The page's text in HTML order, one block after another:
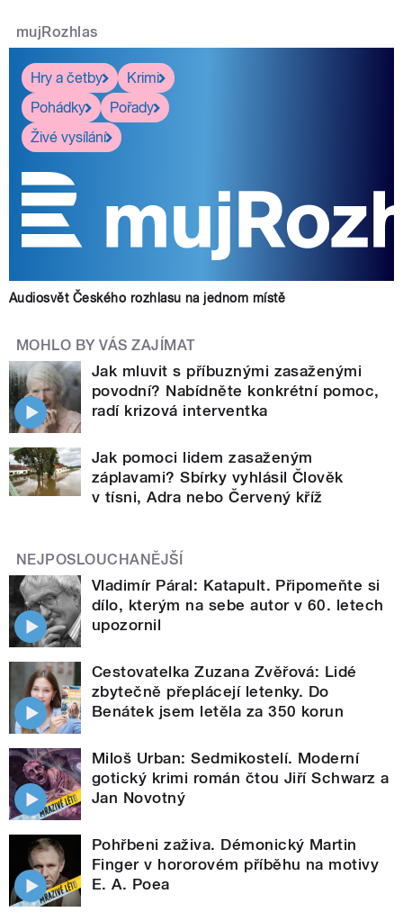
mujRozhlas
Hry a četby
Krimi
Pohádky
Pořady
Živé vysílání
Audiosvět Českého rozhlasu na jednom místě
MOHLO BY VÁS ZAJÍMAT
Jak mluvit s příbuznými zasaženými
povodní? Nabídněte konkrétní pomoc,
radí krizová interventka
Jak pomoci lidem zasaženým
záplavami? Sbírky vyhlásil Člověk
v tísni, Adra nebo Červený kříž
NEJPOSLOUCHANĚJŠÍ
Vladimír Páral: Katapult. Připomeňte si
dílo, kterým na sebe autor v 60. letech
upozornil
Cestovatelka Zuzana Zvěřová: Lidé
zbytečně přeplácejí letenky. Do
Benátek jsem letěla za 350 korun
Miloš Urban: Sedmikostelí. Moderní
gotický krimi román čtou Jiří Schwarz a
Jan Novotný
Pohřbeni zaživa. Démonický Martin
Finger v hororovém příběhu na motivy
E. A. Poea